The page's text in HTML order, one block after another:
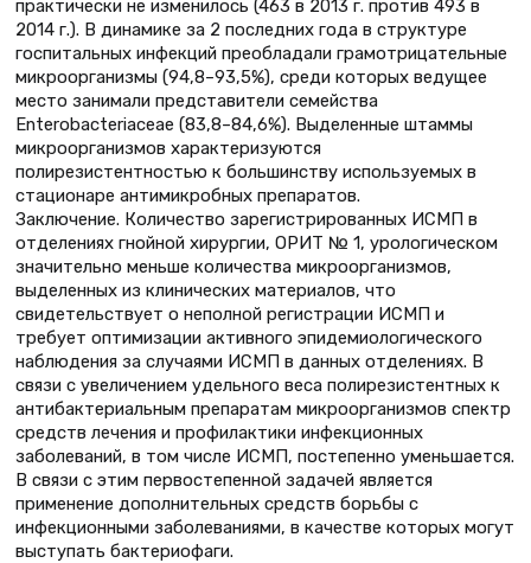
практически не изменилось (463 в 2013 г. против 493 в
2014 г.). В динамике за 2 последних года в структуре
госпитальных инфекций преобладали грамотрицательные
микроорганизмы (94,8–93,5%), среди которых ведущее
место занимали представители семейства
Enterobacteriaceae (83,8–84,6%). Выделенные штаммы
микроорганизмов характеризуются
полирезистентностью к большинству используемых в
стационаре антимикробных препаратов.
Заключение. Количество зарегистрированных ИСМП в
отделениях гнойной хирургии, ОРИТ № 1, урологическом
значительно меньше количества микроорганизмов,
выделенных из клинических материалов, что
свидетельствует о неполной регистрации ИСМП и
требует оптимизации активного эпидемиологического
наблюдения за случаями ИСМП в данных отделениях. В
связи с увеличением удельного веса полирезистентных к
антибактериальным препаратам микроорганизмов спектр
средств лечения и профилактики инфекционных
заболеваний, в том числе ИСМП, постепенно уменьшается.
В связи с этим первостепенной задачей является
применение дополнительных средств борьбы с
инфекционными заболеваниями, в качестве которых могут
выступать бактериофаги.